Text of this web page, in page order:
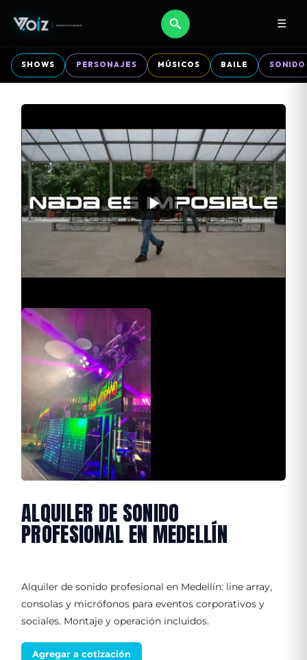
☰
SHOWS PERSONAJES MÚSICOS BAILE SONIDO
ALQUILER DE SONIDO
PROFESIONAL EN MEDELLÍN
Alquiler de sonido profesional en Medellín: line array,
consolas y micrófonos para eventos corporativos y
sociales. Montaje y operación incluidos.
Agregar a cotización